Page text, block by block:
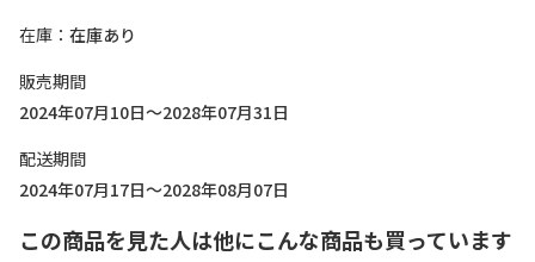
在庫
在庫あり
販売期間
2024年07月10日～2028年07月31日
配送期間
2024年07月17日～2028年08月07日
この商品を見た人は他にこんな商品も買っています